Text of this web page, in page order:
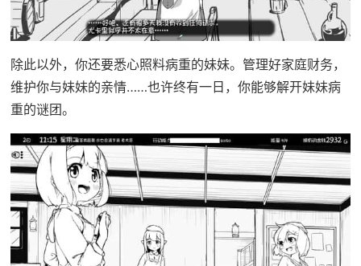
除此以外，你还要悉心照料病重的妹妹。管理好家庭财务，
维护你与妹妹的亲情……也许终有一日，你能够解开妹妹病
重的谜团。